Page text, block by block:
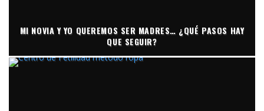
MI NOVIA Y YO QUEREMOS SER MADRES… ¿QUÉ PASOS HAY
QUE SEGUIR?